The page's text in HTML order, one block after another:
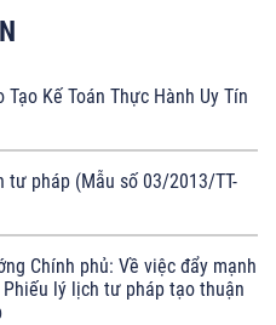
Tạo Kế Toán Thực Hành Uy Tín
tư pháp (Mẫu số 03/2013/TT-
Chính phủ: Về việc đẩy mạnh
lý lịch tư pháp tạo thuận